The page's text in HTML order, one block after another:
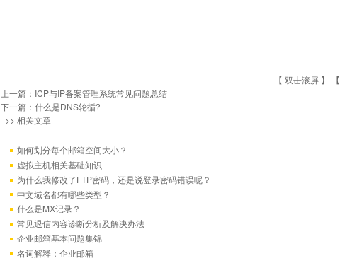
【 双击滚屏 】 【
上一篇： ICP与IP备案管理系统常见问题总结
下一篇： 什么是DNS轮循?
>> 相关文章
如何划分每个邮箱空间大小？
虚拟主机相关基础知识
为什么我修改了FTP密码，还是说登录密码错误呢？
中文域名都有哪些类型？
什么是MX记录？
常见退信内容诊断分析及解决办法
企业邮箱基本问题集锦
名词解释：企业邮箱